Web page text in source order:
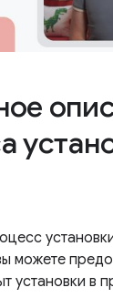
можете
установки в